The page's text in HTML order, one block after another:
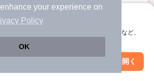
your experience on
Policy
OK
替えて、サクサクお部屋探し
すぐ使える。マップ検索やお気に入り保存など、
アプリを開く
階 / 1LDK / 42.4㎡
物件詳細を見る
ほか提供
万円
絞り込み条件を変更